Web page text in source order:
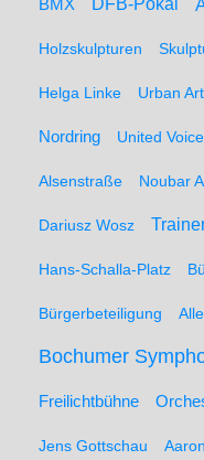
BMX DFB-Pokal
Holzskulpturen
Helga Linke Urban Art
Nordring United
Alsenstraße Noubar
Dariusz Wosz
Hans-Schalla-Platz
Bürgerbeteiligung
Bochumer
Freilichtbühne
Jens Gottschau